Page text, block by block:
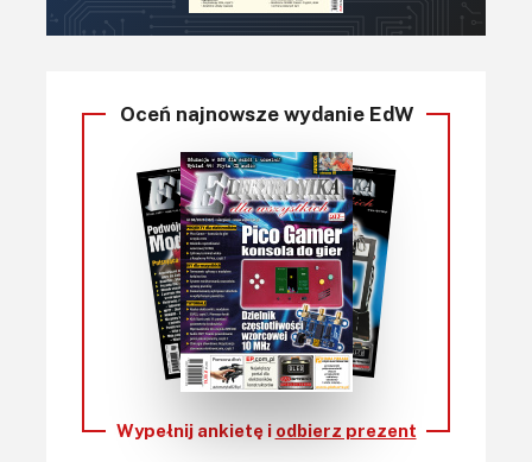
Oceń najnowsze wydanie EdW
Wypełnij ankietę i odbierz prezent